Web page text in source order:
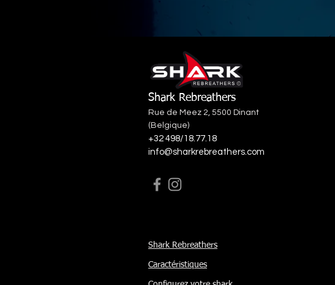
Shark Rebreathers
Rue de Meez 2, 5500 Dinant
(Belgique)
+32 498/18.77.18
info@sharkrebreathers.com
Shark Rebreathers
Caractéristiques